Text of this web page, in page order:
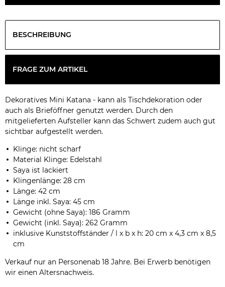
BESCHREIBUNG
FRAGE ZUM ARTIKEL
Dekoratives Mini Katana - kann als Tischdekoration oder
auch als Brieföffner genutzt werden. Durch den
mitgelieferten Aufsteller kann das Schwert zudem auch gut
sichtbar aufgestellt werden.
Klinge: nicht scharf
Material Klinge: Edelstahl
Saya ist lackiert
Klingenlänge: 28 cm
Länge: 42 cm
Länge inkl. Saya: 45 cm
Gewicht (ohne Saya): 186 Gramm
Gewicht (inkl. Saya): 262 Gramm
inklusive Kunststoffständer / l x b x h: 20 cm x 4,3 cm x 8,5
cm
Verkauf nur an Personenab 18 Jahre. Bei Erwerb benötigen
wir einen Altersnachweis.